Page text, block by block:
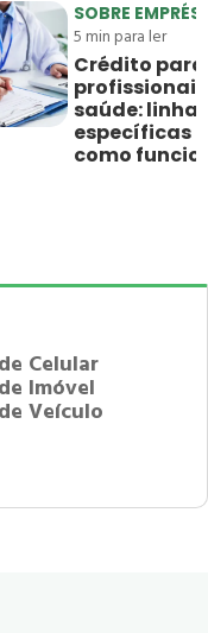
SOBRE
5min para ler
Crédito para
saúde: linhas
específicas e
como
Celular
Imóvel
Veículo